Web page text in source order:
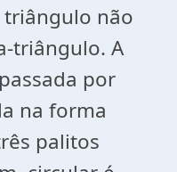
não
triângulo. A
por
na forma
palitos